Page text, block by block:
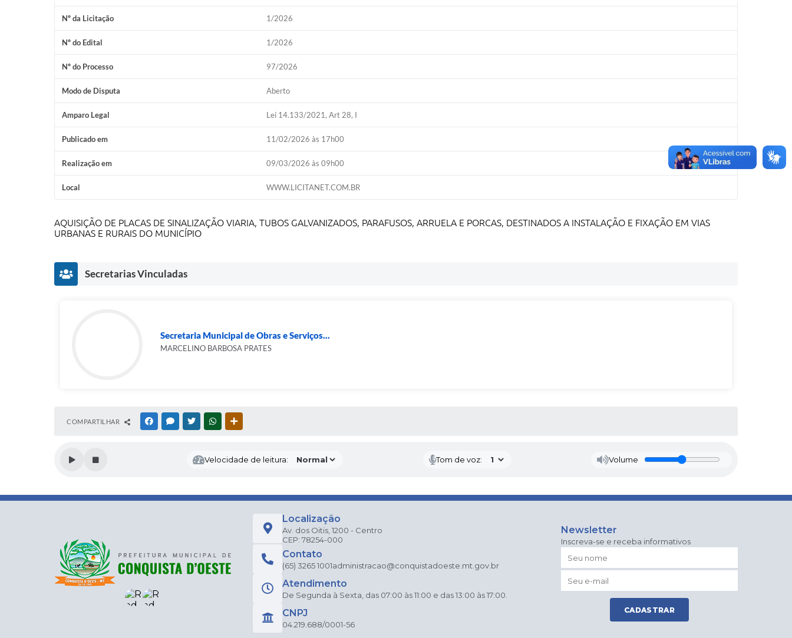
Nº da Licitação 1/2026
Nº do Edital 1/2026
Nº do Processo 97/2026
Modo de Disputa Aberto
Amparo Legal Lei 14.133/2021, Art 28, I
Publicado em 11/02/2026 às 17h00
Realização em 09/03/2026 às 09h00
Local WWW.LICITANET.COM.BR
AQUISIÇÃO DE PLACAS DE SINALIZAÇÃO VIARIA, TUBOS GALVANIZADOS, PARAFUSOS, ARRUELA E PORCAS, DESTINADOS A INSTALAÇÃO E FIXAÇÃO EM VIAS
URBANAS E RURAIS DO MUNICÍPIO
Secretarias Vinculadas
Secretaria Municipal de Obras e Serviços...
MARCELINO BARBOSA PRATES
COMPARTILHAR FACEBOOKMESSENGER
TWITTERWHATSAPP
Velocidade de leitura: Tom de voz: Volume
Localização
Av. dos Oitis, 1200 - Centro
CEP: 78254-000
Contato
(65) 3265 1001administracao@conquistadoeste.mt.gov.br
Atendimento
De Segunda à Sexta, das 07:00 às 11:00 e das 13:00 às 17:00.
CNPJ
04.219.688/0001-56
Newsletter
Inscreva-se e receba informativos
CADASTRAR